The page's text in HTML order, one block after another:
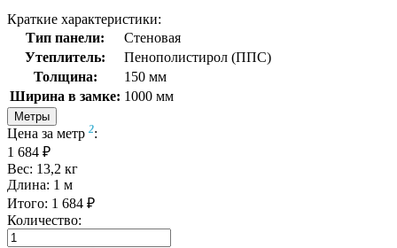
Краткие характеристики:
Тип панели:
Стеновая
Утеплитель:
Пенополистирол (ППС)
Толщина:
150 мм
Ширина в замке: 1000 мм
Метры
Цена за метр 2:
1 684 ₽
Вес: 13,2 кг
Длина: 1 м
Итого: 1 684 ₽
Количество: